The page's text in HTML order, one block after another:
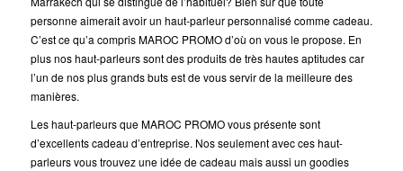
personne aimerait avoir un haut-parleur personnalisé comme cadeau.
C’est ce qu’a compris MAROC PROMO d’où on vous le propose. En
plus nos haut-parleurs sont des produits de très hautes aptitudes car
l’un de nos plus grands buts est de vous servir de la meilleure des
manières.
Les haut-parleurs que MAROC PROMO vous présente sont
d’excellents cadeau d’entreprise. Nos seulement avec ces haut-
parleurs vous trouvez une idée de cadeau mais aussi un goodies